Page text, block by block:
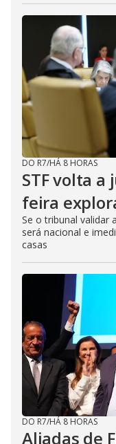
DO R7/HÁ 8 HORAS
STF volta
feira
Se o tribunal validar
será nacional e
casas
DO R7/HÁ 8 HORAS
Aliadas de